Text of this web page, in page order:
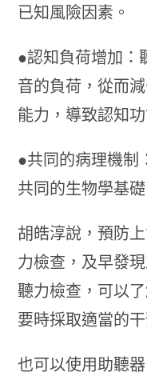
已知風險因素。
●認知負荷增加：
音的負荷，從而
能力，導致認知
●共同的病理機制
共同的生物學基
胡皓淳說，預防
力檢查，及早發
聽力檢查，可以
要時採取適當的
也可以使用助聽